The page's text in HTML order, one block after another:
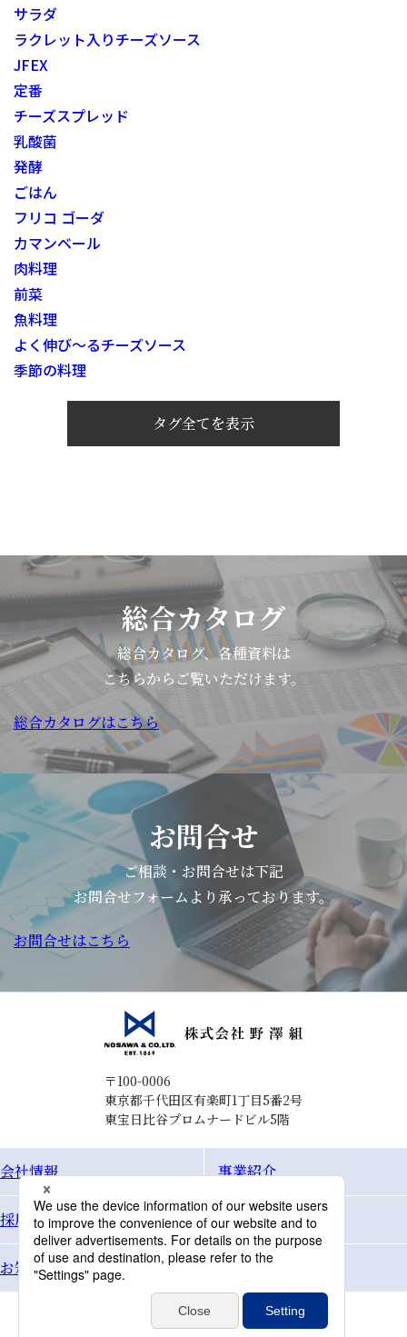
サラダ
ラクレット入りチーズソース
JFEX
定番
チーズスプレッド
乳酸菌
発酵
ごはん
フリコ ゴーダ
カマンベール
肉料理
前菜
魚料理
よく伸び～るチーズソース
季節の料理
タグ全てを表示
総合カタログ
総合カタログ、各種資料は
こちらからご覧いただけます。
総合カタログはこちら
お問合せ
ご相談・お問合せは下記
お問合せフォームより承っております。
お問合せはこちら
〒100-0006
東京都千代田区有楽町1丁目5番2号
東宝日比谷プロムナードビル5階
会社情報 事業紹介
採用情報 Topics
お知らせ お問合せ
個人情報保護方針 サイトマップ